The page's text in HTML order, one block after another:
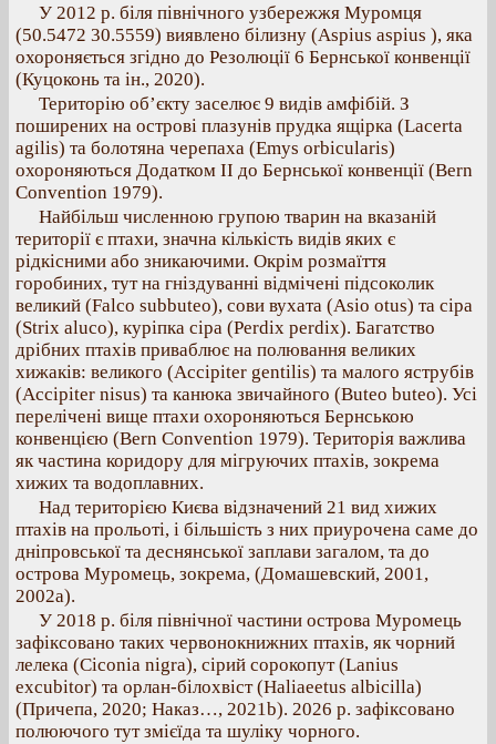
У 2012 р. біля північного узбережжя Муромця
(50.5472 30.5559) виявлено білизну (Aspius aspius ), яка
охороняється згідно до Резолюції 6 Бернської конвенції
(Куцоконь та ін., 2020).
Територію об’єкту заселює 9 видів амфібій. З
поширених на острові плазунів прудка ящірка (Lacerta
agilis) та болотяна черепаха (Emys orbicularis)
охороняються Додатком ІІ до Бернської конвенції (Bern
Convention 1979).
Найбільш численною групою тварин на вказаній
території є птахи, значна кількість видів яких є
рідкісними або зникаючими. Окрім розмаїття
горобиних, тут на гніздуванні відмічені підсоколик
великий (Falco subbuteo), сови вухата (Asio otus) та сіра
(Strix aluco), куріпка сіра (Perdix perdix). Багатство
дрібних птахів приваблює на полювання великих
хижаків: великого (Accipiter gentilis) та малого яструбів
(Accipiter nisus) та канюка звичайного (Buteo buteo). Усі
перелічені вище птахи охороняються Бернською
конвенцією (Bern Convention 1979). Територія важлива
як частина коридору для мігруючих птахів, зокрема
хижих та водоплавних.
Над територією Києва відзначений 21 вид хижих
птахів на прольоті, і більшість з них приурочена саме до
дніпровської та деснянської заплави загалом, та до
острова Муромець, зокрема, (Домашевский, 2001,
2002а).
У 2018 р. біля північної частини острова Муромець
зафіксовано таких червонокнижних птахів, як чорний
лелека (Ciconia nigra), сірий сорокопут (Lanius
excubitor) та орлан-білохвіст (Haliaeetus albicilla)
(Причепа, 2020; Наказ…, 2021b). 2026 р. зафіксовано
полюючого тут змієїда та шуліку чорного.